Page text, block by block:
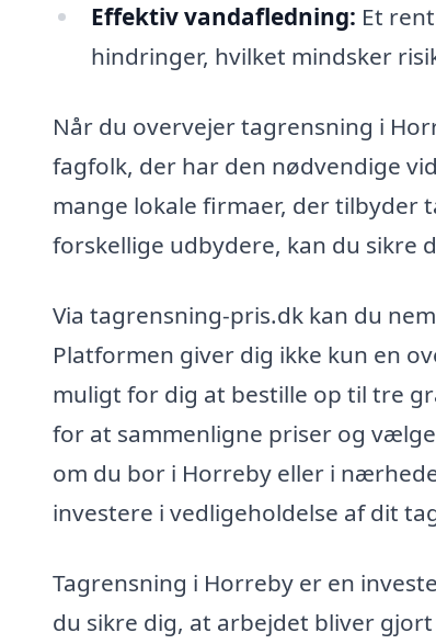
Effektiv vandafledning: Et
hindringer, hvilket mindsker
Når du overvejer tagrensning i
fagfolk, der har den nødvendige
mange lokale firmaer, der tilbyder
forskellige udbydere, kan du sikre
Via tagrensning-pris.dk kan du
Platformen giver dig ikke kun en
muligt for dig at bestille op til tre
for at sammenligne priser og
om du bor i Horreby eller i
investere i vedligeholdelse af dit
Tagrensning i Horreby er en
du sikre dig, at arbejdet bliver